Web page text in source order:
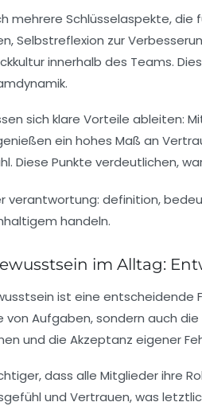
mehrere Schlüsselaspekte,
Selbstreflexion zur
innerhalb des Teams.
.
sich klare Vorteile ableiten:
ein hohes Maß an
Diese Punkte verdeutlichen,
im Alltag:
ist eine entscheidende
von Aufgaben, sondern auch
und die Akzeptanz eigener
dass alle Mitglieder ihre
und Vertrauen, was